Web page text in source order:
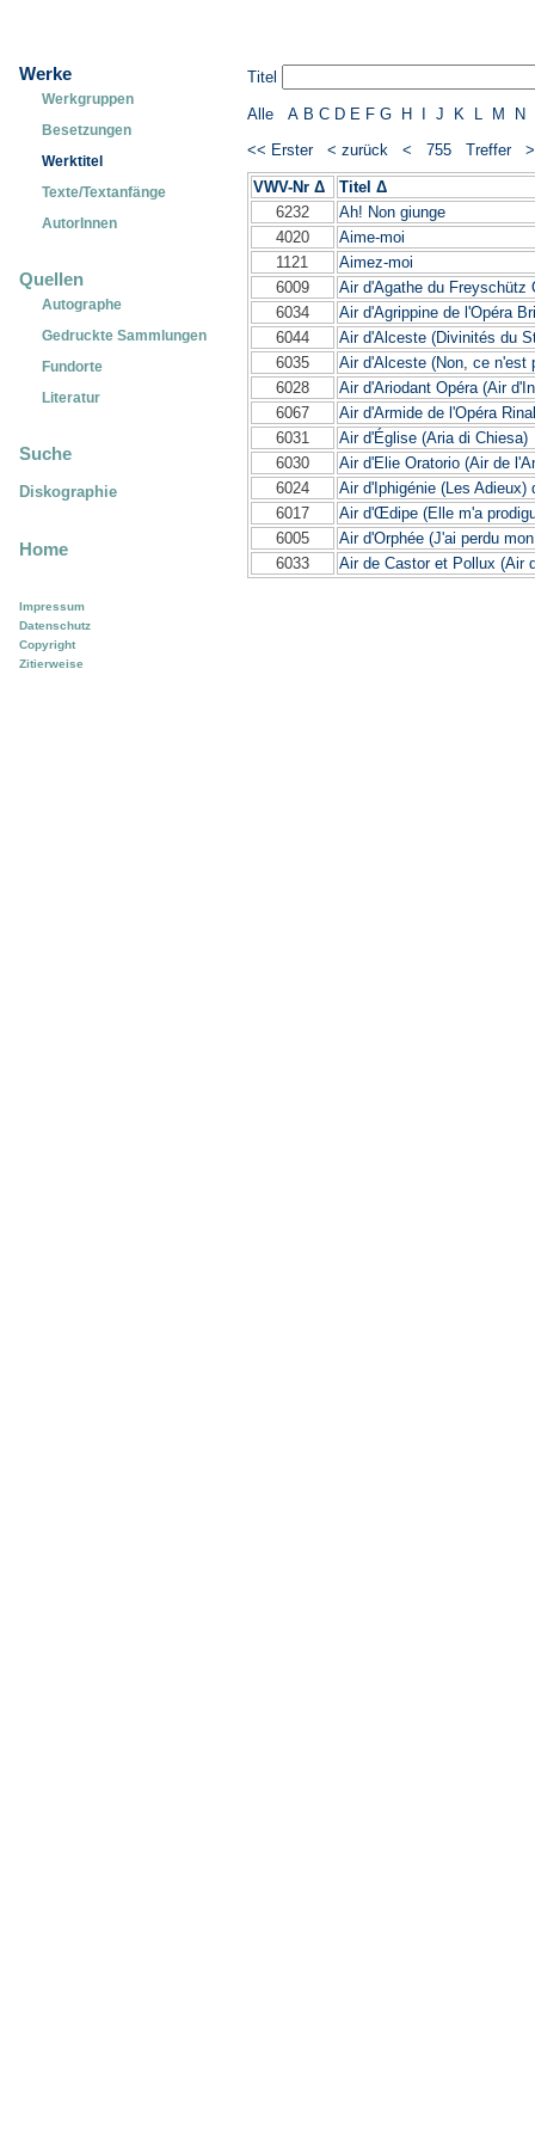
Werke
Werkgruppen
Besetzungen
Werktitel
Texte/Textanfänge
AutorInnen
Quellen
Autographe
Gedruckte Sammlungen
Fundorte
Literatur
Suche
Diskographie
Home
Impressum
Datenschutz
Copyright
Zitierweise
Titel
Alle A B C D E F G H J K M N
<< Erster
< zurück < 755 Treffer
VWV-Nr Δ
Titel Δ
6232
Ah! Non giunge
4020
Aime-moi
1121
Aimez-moi
6009
Air d'Agathe du Freyschütz
6034
Air d'Agrippine de l'Opéra
6044
Air d'Alceste (Divinités du
6035
Air d'Alceste (Non, ce n'est
6028
Air d'Ariodant Opéra (Air
6067
Air d'Armide de l'Opéra
6031
Air d'Église (Aria di Chiesa)
6030
Air d'Elie Oratorio (Air de
6024
Air d'Iphigénie (Les Adieux)
6017
Air d'Œdipe (Elle m'a
6005
Air d'Orphée (J'ai perdu
6033
Air de Castor et Pollux (Air